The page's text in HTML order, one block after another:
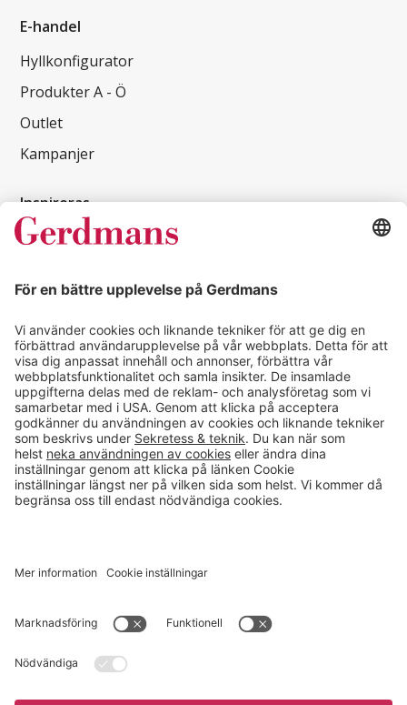
E-handel
Hyllkonfigurator
Produkter A - Ö
Outlet
Kampanjer
Inspireras
Kundcase
Läsvärt
Kontakt
info@gerdmans.se
0433-740 80
Kundservice öppettider
Vardagar 07.30-17.00
© 2026 Gerdmans Inredningar AB Alla priser är exklusive moms.
Cookie inställningar